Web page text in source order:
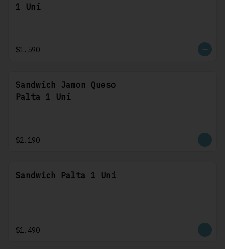
1 Uni
$1.590
Sandwich Jamon Queso
Palta 1 Uni
$2.190
Sandwich Palta 1 Uni
$1.490